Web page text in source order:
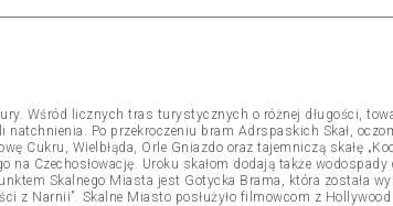
Wśród licznych tras turystycznych o różnej długości,
Po przekroczeniu bram Adrspaskich Skał,
Cukru, Wielbłąda, Orle Gniazdo oraz tajemniczą skałę
Czechosłowację. Uroku skałom dodają także
Skalnego Miasta jest Gotycka Brama, która została
z Narnii”. Skalne Miasto posłużyło filmowcom z